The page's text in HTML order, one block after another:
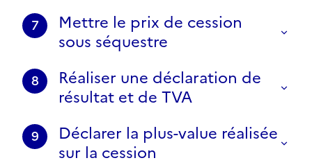
7
Mettre le prix de cession
sous séquestre
8
Réaliser une déclaration de
résultat et de TVA
9
Déclarer la plus-value réalisée
sur la cession